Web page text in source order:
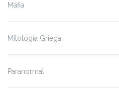
Mafia
Mitología Griega
Paranormal